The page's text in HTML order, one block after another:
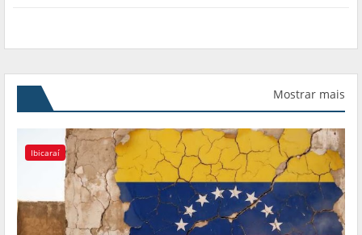
Mostrar mais
Ibicaraí